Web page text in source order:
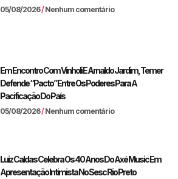
05/08/2026 Nenhum comentário
Em Encontro Com Vinholi E Arnaldo Jardim, Temer
Defende “pacto” Entre Os Poderes Para A
Pacificação Do País
05/08/2026 Nenhum comentário
Luiz Caldas Celebra Os 40 Anos Do Axé Music Em
Apresentação Intimista No Sesc Rio Preto